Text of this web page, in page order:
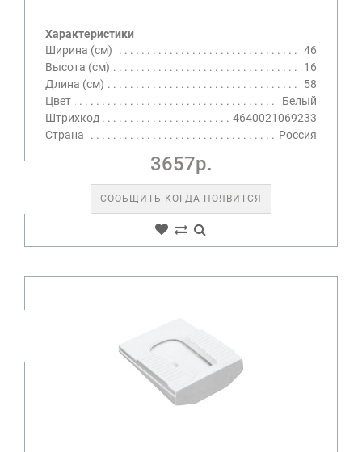
Характеристики
Ширина (см)
46
Высота (см)
16
Длина (см)
58
Цвет
Белый
Штрихкод
4640021069233
Страна
Россия
3657р.
СООБЩИТЬ КОГДА ПОЯВИТСЯ